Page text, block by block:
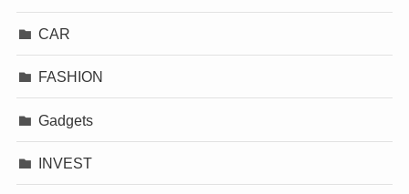
CAR
FASHION
Gadgets
INVEST